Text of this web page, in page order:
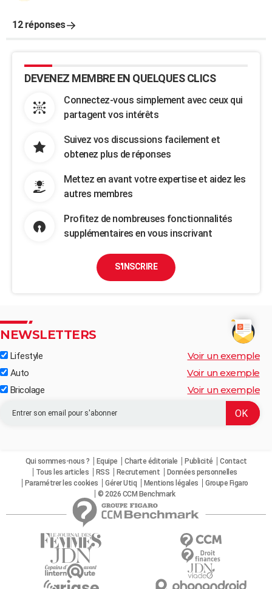
12 réponses
DEVENEZ MEMBRE EN QUELQUES CLICS
Connectez-vous simplement avec ceux qui
partagent vos intérêts
Suivez vos discussions facilement et
obtenez plus de réponses
Mettez en avant votre expertise et aidez les
autres membres
Profitez de nombreuses fonctionnalités
supplémentaires en vous inscrivant
S'INSCRIRE
NEWSLETTERS
Lifestyle Voir un exemple
Auto Voir un exemple
Bricolage Voir un exemple
Qui sommes-nous ? Equipe Charte éditoriale Publicité
Contact
Tous les articles
RSS Recrutement
Données personnelles
Paramétrer les cookies
Gérer Utiq Mentions légales
Groupe Figaro
© 2026 CCM Benchmark